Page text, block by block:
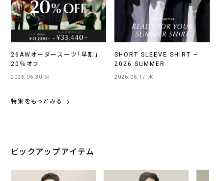
26AWオーダースーツ「早割」
20％オフ
2026.06.30 火
SHORT SLEEVE SHIRT –
2026 SUMMER
2026.06.17 水
特集をもっとみる
ピックアップアイテム